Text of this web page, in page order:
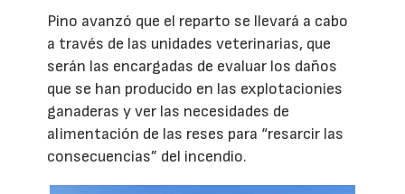
Pino avanzó que el reparto se llevará a cabo
a través de las unidades veterinarias, que
serán las encargadas de evaluar los daños
que se han producido en las explotacionies
ganaderas y ver las necesidades de
alimentación de las reses para “resarcir las
consecuencias” del incendio.